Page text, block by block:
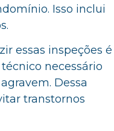
Isso inclui
essas inspeções é
necessário
Dessa
transtornos